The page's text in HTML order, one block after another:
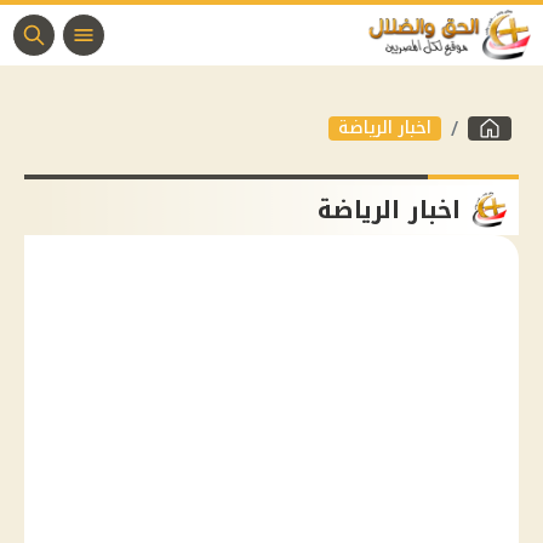
اخبار الرياضة
اخبار الرياضة